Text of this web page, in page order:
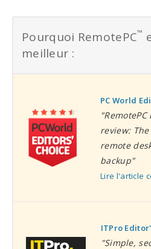
Pourquoi RemotePC™
meilleur :
PC World
review:
remote
backup"
Lire l'article
ITPro
"Simple,